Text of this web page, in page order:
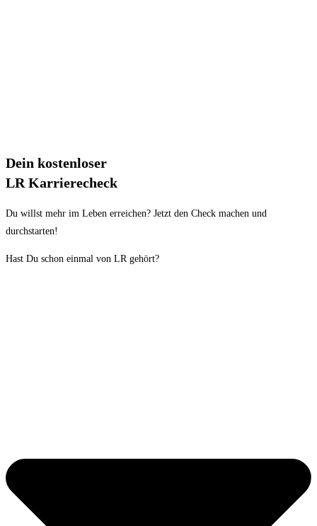
Dein kostenloser
LR Karrierecheck
Du willst mehr im Leben erreichen? Jetzt den Check machen und
durchstarten!
Hast Du schon einmal von LR gehört?